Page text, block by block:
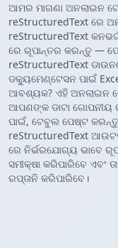
ଆମର ମାଗଣା ଅନଲାଇନ
reStructuredText ରେ
reStructuredText
ରେ ରୂପାନ୍ତର କରନ୍ତୁ —
reStructuredText
ଡକ୍ୟୁମେଣ୍ଟେସନ ପାଇଁ
ଆବଶ୍ୟକ? ଏହି ଅନଲାଇନ
ଆପଣଙ୍କ ଡାଟା ଗୋପନୀୟ
ପାଇଁ, ଟେବୁଲ ପେଷ୍ଟ
reStructuredText
ରେ ନିର୍ଭରଯୋଗ୍ୟ ଭାବେ
ସମୀକ୍ଷା କରିପାରିବେ ଏବଂ
ରପ୍ତାନି କରିପାରିବେ।